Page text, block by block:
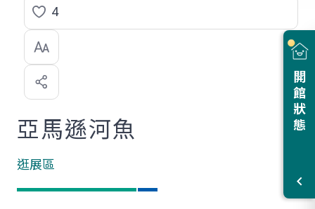
開館狀態
點
選
喜
歡
4
亞馬遜河魚
逛展區